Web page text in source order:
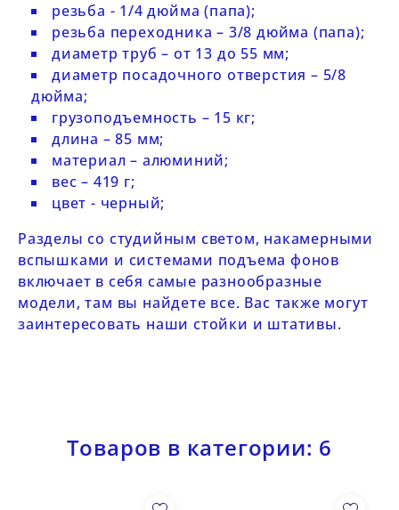
резьба - 1/4 дюйма (папа);
резьба переходника – 3/8 дюйма (папа);
диаметр труб – от 13 до 55 мм;
диаметр посадочного отверстия – 5/8
дюйма;
грузоподъемность – 15 кг;
длина – 85 мм;
материал – алюминий;
вес – 419 г;
цвет - черный;
Разделы со студийным светом, накамерными
вспышками и системами подъема фонов
включает в себя самые разнообразные
модели, там вы найдете все. Вас также могут
заинтересовать нашистойки и штативы.
Товаров в категории: 6